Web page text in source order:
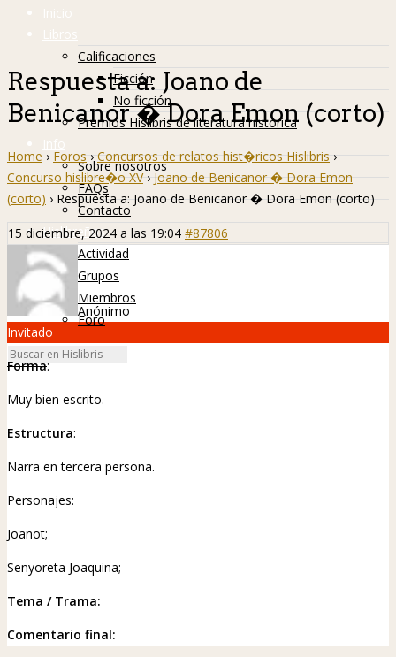
Inicio
Libros
Calificaciones
Ficción
No ficción
Premios Hislibris de literatura histórica
Info
Sobre nosotros
FAQs
Contacto
Hislibreños
Actividad
Grupos
Miembros
Foro
Respuesta a: Joano de
Benicanor � Dora Emon (corto)
Home › Foros › Concursos de relatos hist�ricos Hislibris ›
Concurso hislibre�o XV › Joano de Benicanor � Dora Emon
(corto) › Respuesta a: Joano de Benicanor � Dora Emon (corto)
15 diciembre, 2024 a las 19:04 #87806
Anónimo
Invitado
Forma:
Muy bien escrito.
Estructura:
Narra en tercera persona.
Personajes:
Joanot;
Senyoreta Joaquina;
Tema / Trama:
Comentario final: